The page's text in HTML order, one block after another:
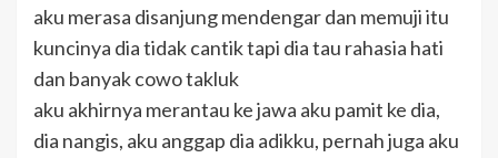
aku merasa disanjung mendengar dan memuji itu
kuncinya dia tidak cantik tapi dia tau rahasia hati
dan banyak cowo takluk
aku akhirnya merantau ke jawa aku pamit ke dia,
dia nangis, aku anggap dia adikku, pernah juga aku